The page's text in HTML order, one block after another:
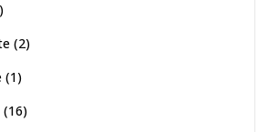
(2)
(1)
(16)